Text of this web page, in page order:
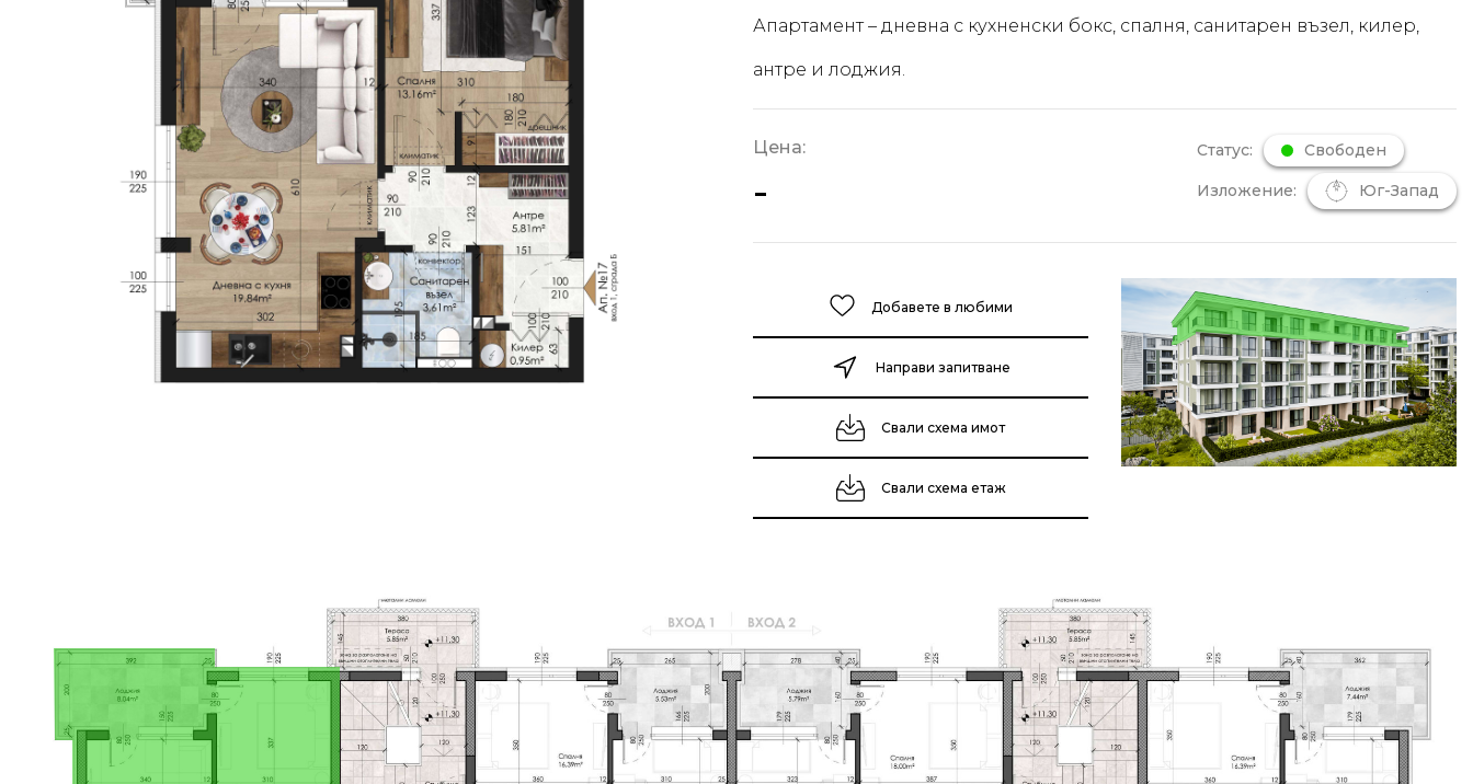
Апартамент – дневна с кухненски бокс, спалня, санитарен възел, килер,
антре и лоджия.
Цена:
-
Статус: Свободен
Изложение: Юг-Запад
Добавете в любими
Направи запитване
Свали схема имот
Свали схема етаж